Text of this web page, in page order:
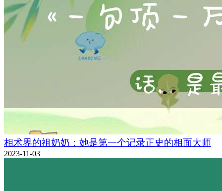
相术界的祖奶奶：她是第一个记录正史的相面大师
2023-11-03